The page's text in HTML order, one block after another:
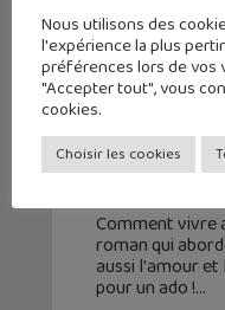
Pablo dans
parler de
Comment vivre
roman qui
aussi l'amour
pour un ado !
Nous utilisons des
l'expérience la plus
préférences lors de vos
"Accepter tout", vous
cookies.
Choisir les cookies